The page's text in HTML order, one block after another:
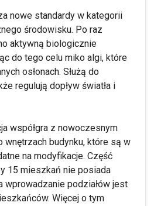
nowe standardy w kategorii
środowisku. Po raz
aktywną biologicznie
do tego celu miko algi, które
osłonach. Służą do
regulują dopływ światła i
współgra z nowoczesnym
wnętrzach budynku, które są w
na modyfikacje. Część
15 mieszkań nie posiada
wprowadzanie podziałów jest
Więcej o tym